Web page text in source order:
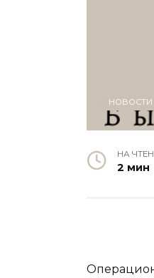
НОВОСТИ
НА
2 мин